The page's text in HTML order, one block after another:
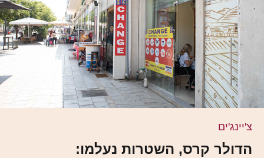
צ'יינג'ים
הדולר קרס, השטרות נעלמו: